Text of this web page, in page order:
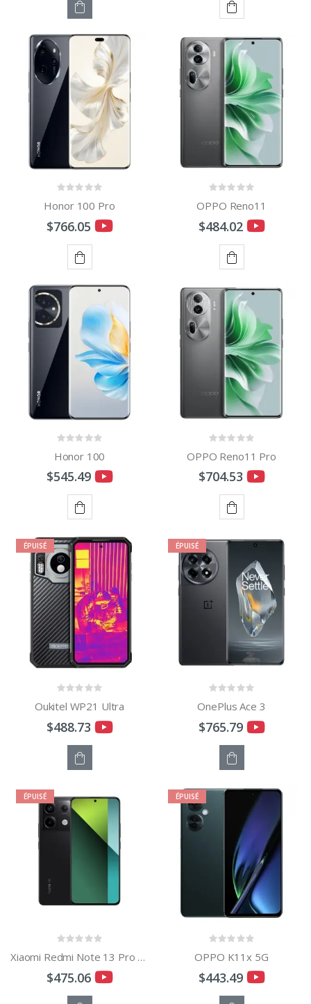
ÉPUISÉ
AU
PANIER
Honor 100 Pro
$766.05
PANIER
OPPO Reno11
$484.02
AU
PANIER
Honor 100
$545.49
AU
PANIER
OPPO Reno11 Pro
$704.53
PANIER
ÉPUISÉ
Oukitel WP21 Ultra
$488.73
ÉPUISÉ
ÉPUISÉ
OnePlus Ace 3
$765.79
ÉPUISÉ
Xiaomi Redmi Note 13 Pro 5G Global
$475.06
ÉPUISÉ
OPPO K11x 5G
$443.49